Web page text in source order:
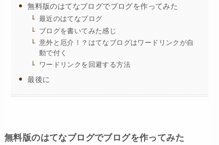
無料版のはてなブログでブログを作ってみた
最近のはてなブログ
ブログを書いてみた感じ
意外と厄介！？はてなブログはワードリンクが自
動で付く
ワードリンクを回避する方法
最後に
無料版のはてなブログでブログを作ってみた